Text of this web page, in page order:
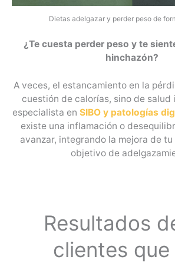
Dietas adelgazar y perder peso de
¿Te cuesta perder peso y te
hinchazón?
A veces, el estancamiento en la
cuestión de calorías, sino de salud
especialista en SIBO y patologías
existe una inflamación o
avanzar, integrando la mejora de
objetivo de
Resultados
clientes que